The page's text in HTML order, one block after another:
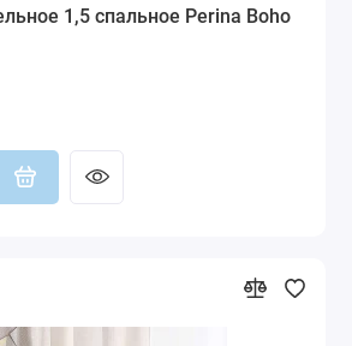
1,5 спальное Perina Boho